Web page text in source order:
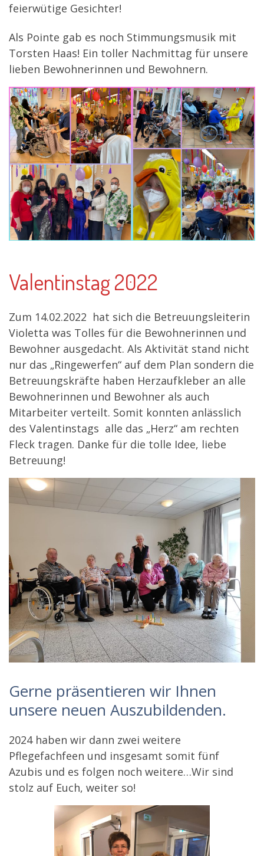
feierwütige Gesichter!
Als Pointe gab es noch Stimmungsmusik mit
Torsten Haas! Ein toller Nachmittag für unsere
lieben Bewohnerinnen und Bewohnern.
Valentinstag 2022
Zum 14.02.2022 hat sich die Betreuungsleiterin
Violetta was Tolles für die Bewohnerinnen und
Bewohner ausgedacht. Als Aktivität stand nicht
nur das „Ringewerfen“ auf dem Plan sondern die
Betreuungskräfte haben Herzaufkleber an alle
Bewohnerinnen und Bewohner als auch
Mitarbeiter verteilt. Somit konnten anlässlich
des Valentinstags alle das „Herz“ am rechten
Fleck tragen. Danke für die tolle Idee, liebe
Betreuung!
Gerne präsentieren wir Ihnen
unsere neuen Auszubildenden.
2024 haben wir dann zwei weitere
Pflegefachfeen und insgesamt somit fünf
Azubis und es folgen noch weitere…Wir sind
stolz auf Euch, weiter so!